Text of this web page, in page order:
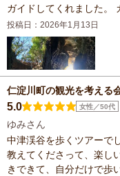
ガイドしてくれました。
投稿日：2026年1月13日
仁淀川町の観光を考える
5.0 女性／50代
ゆみさん
中津渓谷を歩くツアーで
教えてくださって、楽し
きできて、自分だけで歩